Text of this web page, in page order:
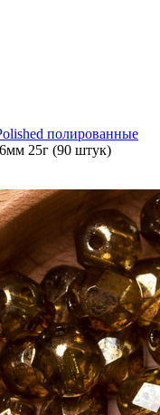
полированные
25г (90 штук)